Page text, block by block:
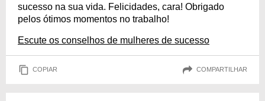
sucesso na sua vida. Felicidades, cara! Obrigado
pelos ótimos momentos no trabalho!
Escute os conselhos de mulheres de sucesso
COPIAR COMPARTILHAR